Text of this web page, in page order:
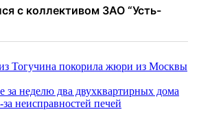
Тогучина покорила жюри из Москвы
за неделю два двухквартирных дома
неисправностей печей